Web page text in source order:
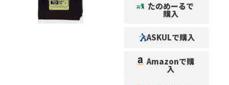
たのめーるで
購入
ASKULで購入
Amazonで購
入